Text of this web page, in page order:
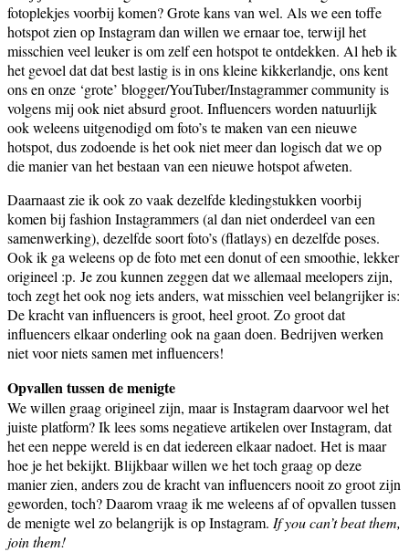
fotoplekjes voorbij komen? Grote kans van wel. Als we een toffe
hotspot zien op Instagram dan willen we ernaar toe, terwijl het
misschien veel leuker is om zelf een hotspot te ontdekken. Al heb ik
het gevoel dat dat best lastig is in ons kleine kikkerlandje, ons kent
ons en onze ‘grote’ blogger/YouTuber/Instagrammer community is
volgens mij ook niet absurd groot. Influencers worden natuurlijk
ook weleens uitgenodigd om foto’s te maken van een nieuwe
hotspot, dus zodoende is het ook niet meer dan logisch dat we op
die manier van het bestaan van een nieuwe hotspot afweten.
Daarnaast zie ik ook zo vaak dezelfde kledingstukken voorbij
komen bij fashion Instagrammers (al dan niet onderdeel van een
samenwerking), dezelfde soort foto’s (flatlays) en dezelfde poses.
Ook ik ga weleens op de foto met een donut of een smoothie, lekker
origineel :p. Je zou kunnen zeggen dat we allemaal meelopers zijn,
toch zegt het ook nog iets anders, wat misschien veel belangrijker is:
De kracht van influencers is groot, heel groot. Zo groot dat
influencers elkaar onderling ook na gaan doen. Bedrijven werken
niet voor niets samen met influencers!
Opvallen tussen de menigte
We willen graag origineel zijn, maar is Instagram daarvoor wel het
juiste platform? Ik lees soms negatieve artikelen over Instagram, dat
het een neppe wereld is en dat iedereen elkaar nadoet. Het is maar
hoe je het bekijkt. Blijkbaar willen we het toch graag op deze
manier zien, anders zou de kracht van influencers nooit zo groot zijn
geworden, toch? Daarom vraag ik me weleens af of opvallen tussen
de menigte wel zo belangrijk is op Instagram. If you can’t beat them,
join them!